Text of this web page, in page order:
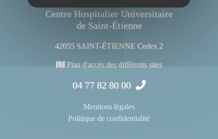
Centre Hospitalier Universitaire
de Saint-Étienne
42055 SAINT-ÉTIENNE Cedex 2
Plan d'accès des différents sites
04 77 82 80 00
Mentions légales
Politique de confidentialité